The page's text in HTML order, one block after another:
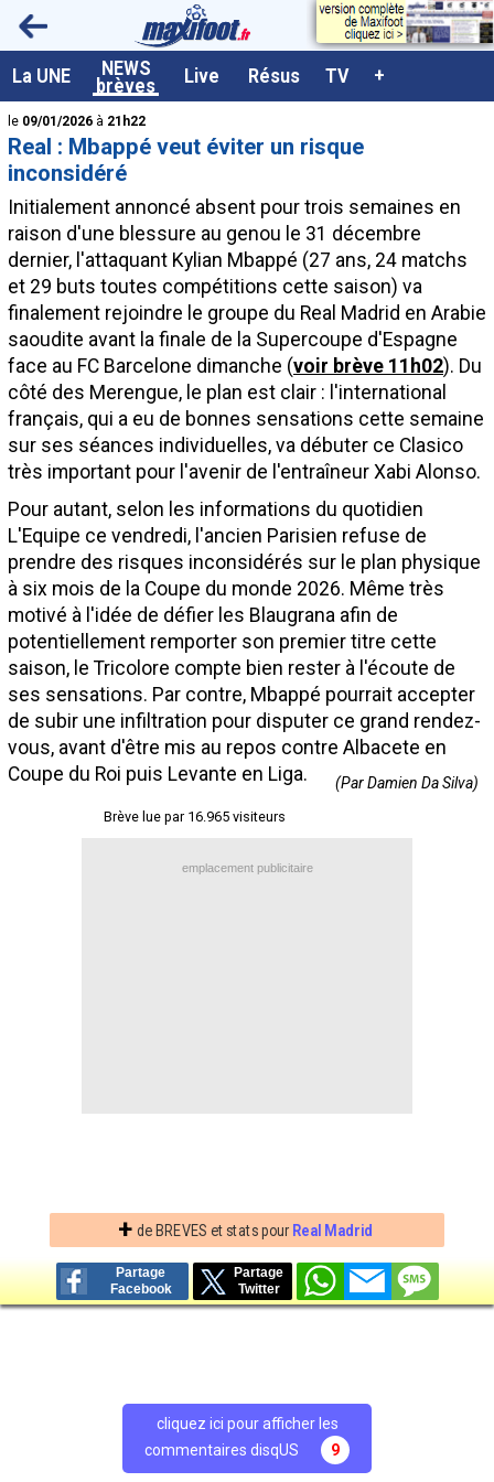
La UNE NEWS
brèves Live Résus TV +
<
le 09/01/2026 à 21h22
Real : Mbappé veut éviter un risque
inconsidéré
Initialement annoncé absent pour trois semaines en
raison d'une blessure au genou le 31 décembre
dernier, l'attaquant Kylian Mbappé (27 ans, 24 matchs
et 29 buts toutes compétitions cette saison) va
finalement rejoindre le groupe du Real Madrid en Arabie
saoudite avant la finale de la Supercoupe d'Espagne
face au FC Barcelone dimanche (voir brève 11h02). Du
côté des Merengue, le plan est clair : l'international
français, qui a eu de bonnes sensations cette semaine
sur ses séances individuelles, va débuter ce Clasico
très important pour l'avenir de l'entraîneur Xabi Alonso.
Pour autant, selon les informations du quotidien
L'Equipe ce vendredi, l'ancien Parisien refuse de
prendre des risques inconsidérés sur le plan physique
à six mois de la Coupe du monde 2026. Même très
motivé à l'idée de défier les Blaugrana afin de
potentiellement remporter son premier titre cette
saison, le Tricolore compte bien rester à l'écoute de
ses sensations. Par contre, Mbappé pourrait accepter
de subir une infiltration pour disputer ce grand rendez-
vous, avant d'être mis au repos contre Albacete en
Coupe du Roi puis Levante en Liga.
(Par Damien Da Silva)
Brève lue par 16.965 visiteurs
emplacement publicitaire
+ de BREVES et stats pour Real Madrid
Partage
Facebook
Partage
Twitter
cliquez ici pour afficher les
commentaires disqUS
9
A la UNE
Dernières brèves
Live / Matchs en direct
Class. buteurs européens
Programme TV foot
Vidéos
Sondages
Tableau transferts L1
Taille de la police
Paramètrages / Options
Contact / Signaler un bug
Recrutement Maxifoot
Mentions légales
site web Maxifoot.fr